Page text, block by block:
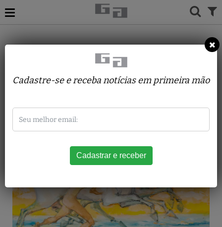
ENRICO BIANCO
Ninfas com Cavalos
Cadastre-se e receba notícias em primeira mão